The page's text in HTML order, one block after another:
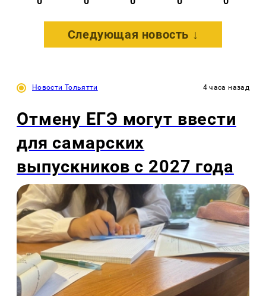
Следующая новость ↓
Новости Тольятти 4 часа назад
Отмену ЕГЭ могут ввести
для самарских
выпускников с 2027 года